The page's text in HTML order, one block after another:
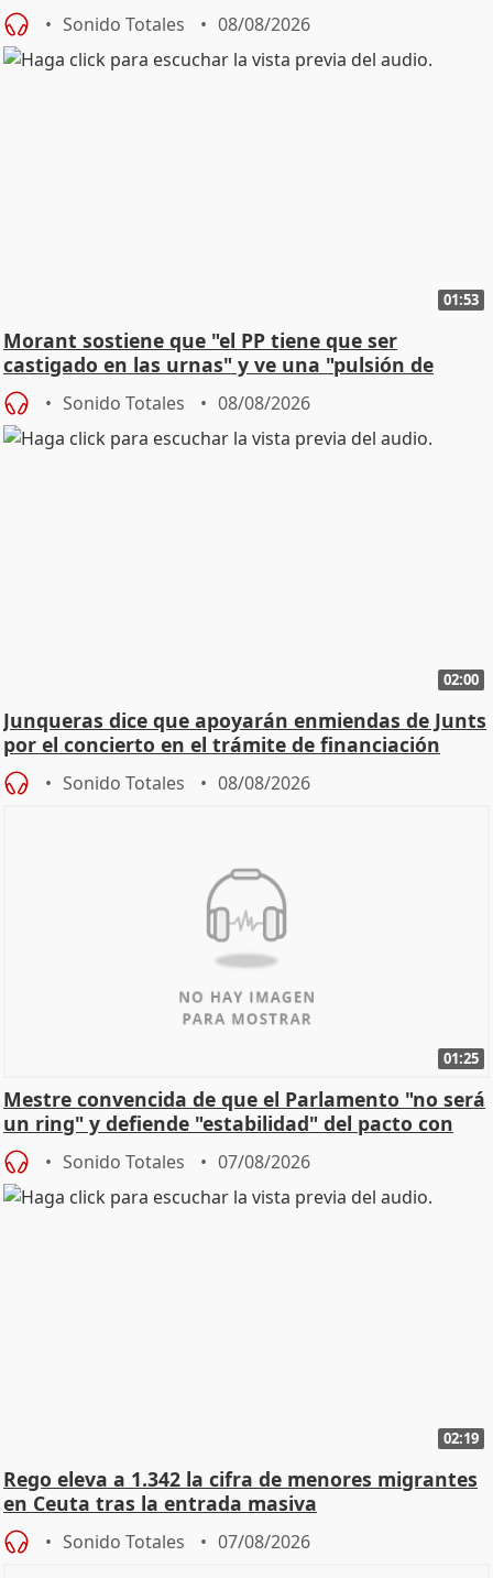
jóvenes
Sonido Totales 08/08/2026
01:53
Morant sostiene que "el PP tiene que ser
castigado en las urnas" y ve una "pulsión de
cambio"
Sonido Totales 08/08/2026
02:00
Junqueras dice que apoyarán enmiendas de Junts
por el concierto en el trámite de financiación
Sonido Totales 08/08/2026
01:25
Mestre convencida de que el Parlamento "no será
un ring" y defiende "estabilidad" del pacto con
Vox
Sonido Totales 07/08/2026
02:19
Rego eleva a 1.342 la cifra de menores migrantes
en Ceuta tras la entrada masiva
Sonido Totales 07/08/2026